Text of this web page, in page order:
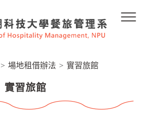
> 場地租借辦法 > 實習旅館
實習旅館